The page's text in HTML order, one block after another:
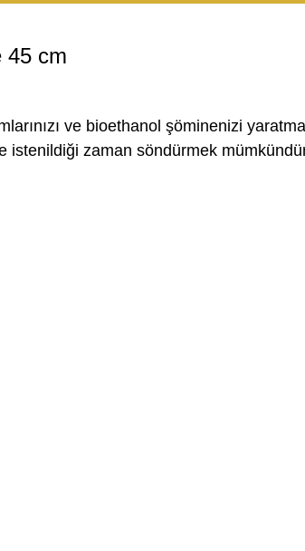
45 cm
ve bioethanol şöminenizi
istenildiği zaman söndürmek